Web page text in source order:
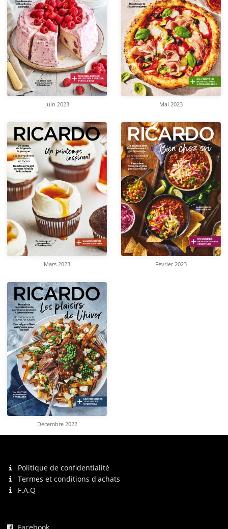
Juin 2023 Mai 2023
Mars 2023 Février 2023
Décembre 2022
Politique de confidentialité
Termes et conditions d'achats
F.A.Q
Facebook